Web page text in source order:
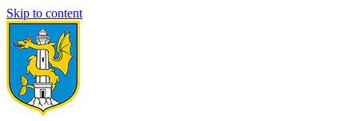
Skip to content